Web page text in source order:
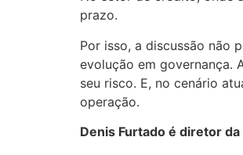
prazo.
Por isso, a discussão não
evolução em governança.
seu risco. E, no cenário
operação.
Denis Furtado é diretor